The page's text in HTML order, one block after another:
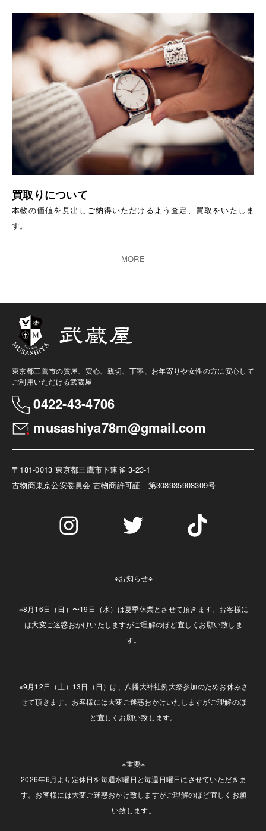
買取りについて
本物の価値を見出しご納得いただけるよう査定、買取をいたしま
す。
MORE
東京都三鷹市の質屋、安心、親切、丁寧、お年寄りや女性の方に安心して
ご利用いただける武蔵屋
0422-43-4706
musashiya78m@gmail.com
〒181-0013 東京都三鷹市下連雀 3-23-1
古物商東京公安委員会 古物商許可証 第308935908309号
※お知らせ※
※8月16日（日）〜19日（水）は夏季休業とさせて頂きます。お客様に
は大変ご迷惑おかけいたしますがご理解のほど宜しくお願い致しま
す。
※9月12日（土）13日（日）は、八幡大神社例大祭参加のためお休みさ
せて頂きます。お客様には大変ご迷惑おかけいたしますがご理解のほ
ど宜しくお願い致します。
※重要※
2026年6月より定休日を毎週水曜日と毎週日曜日にさせていただきま
す。お客様には大変ご迷惑おかけ致しますがご理解のほど宜しくお願
い致します。